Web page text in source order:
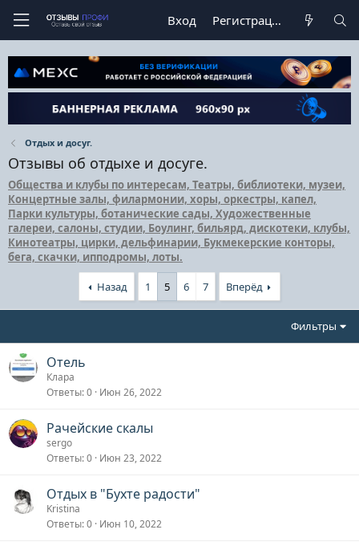
Вход Регистрация
Отдых и досуг.
Отзывы об отдыхе и досуге.
Общества и клубы по интересам, Театры, библиотеки, музеи,
Концертные залы, филармонии, хоры, оркестры, капел,
Парки культуры, ботанические сады, Художественные
галереи, салоны, студии, Боулинг, бильярд, дискотеки, клубы,
Кинотеатры, цирки, дельфинарии, Букмекерские конторы,
бега, скачки, ипподромы, лоты.
Назад 1 5 6 7 Вперёд
Фильтры
Отель
Клара
Ответы 0 Июн 26, 2022
Рачейские скалы
sergo
Ответы 0 Июн 23, 2022
Отдых в "Бухте радости"
Kristina
Ответы 0 Июн 10, 2022